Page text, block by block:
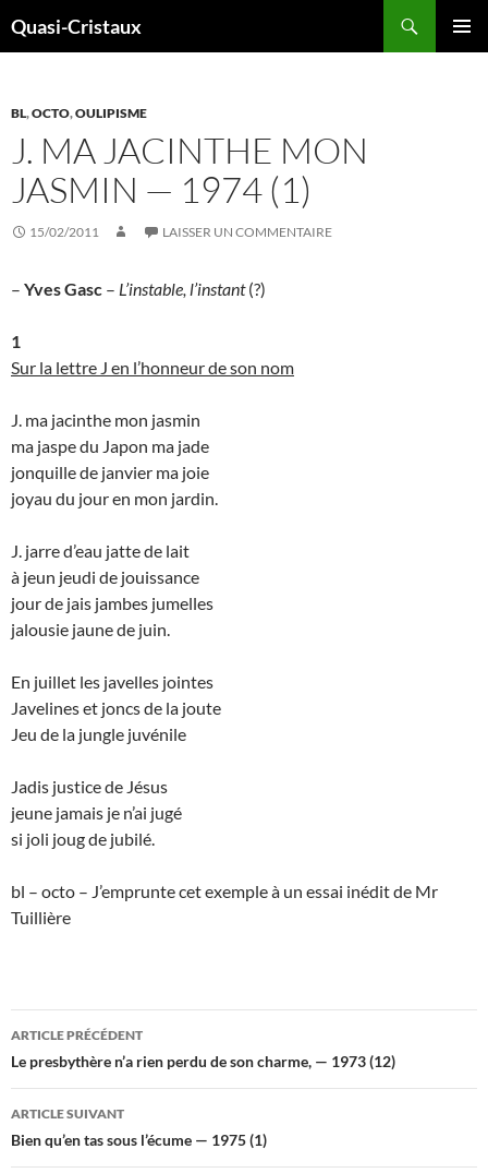
auQuasi-Cristaux
BL,OCTO,OULIPISME
J. MA JACINTHE MON
JASMIN — 1974 (1)
15/02/2011 LAISSER UN COMMENTAIRE
– Yves Gasc – L’instable, l’instant(?)
1
Sur la lettre J en l’honneur de son nom
J. ma jacinthe mon jasmin
ma jaspe du Japon ma jade
jonquille de janvier ma joie
joyau du jour en mon jardin.
J. jarre d’eau jatte de lait
à jeun jeudi de jouissance
jour de jais jambes jumelles
jalousie jaune de juin.
En juillet les javelles jointes
Javelines et joncs de la joute
Jeu de la jungle juvénile
Jadis justice de Jésus
jeune jamais je n’ai jugé
si joli joug de jubilé.
bl – octo – J’emprunte cet exemple à un essai inédit de Mr
Tuillière
Navigation
des
articles
ARTICLE PRÉCÉDENT
Le presbythère n’a rien perdu de son charme, — 1973 (12)
ARTICLE SUIVANT
Bien qu’en tas sous l’écume — 1975 (1)